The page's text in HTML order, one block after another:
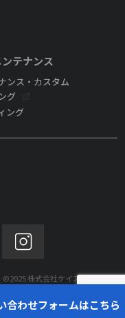
合わせフォームはこちら
テナンス
ンス・カスタム
グ
ング
©2025 株式会社ケイズモビリティ